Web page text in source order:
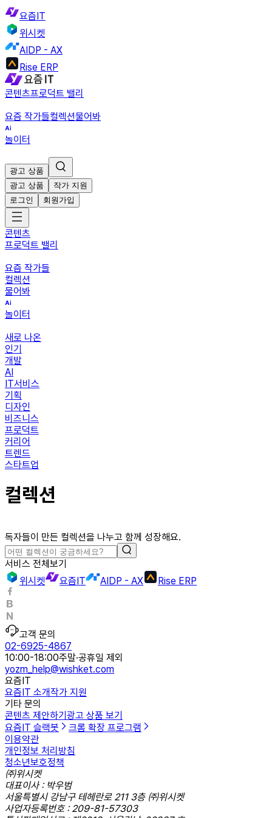
요즘IT
위시켓
AIDP - AX
Rise ERP
콘텐츠프로덕트 밸리
요즘 작가들컬렉션물어봐
놀이터
광고 상품
광고 상품
작가 지원
로그인
회원가입
콘텐츠
프로덕트 밸리
요즘 작가들
컬렉션
물어봐
놀이터
새로 나온
인기
개발
AI
IT서비스
기획
디자인
비즈니스
프로덕트
커리어
트렌드
스타트업
컬렉션
독자들이 만든 컬렉션을 나누고 함께 성장해요.
서비스 전체보기
위시켓
요즘IT AIDP - AX Rise ERP
고객 문의
02-6925-4867
10:00-18:00주말·공휴일 제외
yozm_help@wishket.com
요즘IT
요즘IT 소개작가 지원
기타 문의
콘텐츠 제안하기광고 상품 보기
요즘IT 슬랙봇
크롬 확장 프로그램
이용약관
개인정보 처리방침
청소년보호정책
㈜위시켓
대표이사 : 박우범
서울특별시 강남구 테헤란로 211 3층 ㈜위시켓
사업자등록번호 : 209-81-57303